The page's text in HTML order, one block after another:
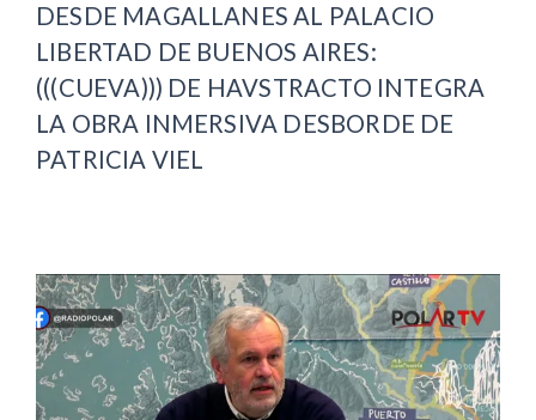
DESDE MAGALLANES AL PALACIO
LIBERTAD DE BUENOS AIRES:
(((CUEVA))) DE HAVSTRACTO INTEGRA
LA OBRA INMERSIVA DESBORDE DE
PATRICIA VIEL